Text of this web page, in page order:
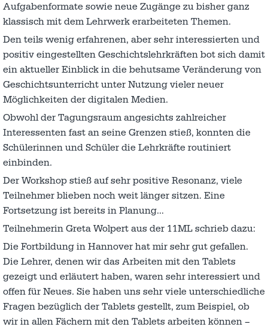
Aufgabenformate sowie neue Zugänge zu bisher ganz
klassisch mit dem Lehrwerk erarbeiteten Themen.
Den teils wenig erfahrenen, aber sehr interessierten und
positiv eingestellten Geschichtslehrkräften bot sich damit
ein aktueller Einblick in die behutsame Veränderung von
Geschichtsunterricht unter Nutzung vieler neuer
Möglichkeiten der digitalen Medien.
Obwohl der Tagungsraum angesichts zahlreicher
Interessenten fast an seine Grenzen stieß, konnten die
Schülerinnen und Schüler die Lehrkräfte routiniert
einbinden.
Der Workshop stieß auf sehr positive Resonanz, viele
Teilnehmer blieben noch weit länger sitzen. Eine
Fortsetzung ist bereits in Planung…
Teilnehmerin Greta Wolpert aus der 11ML schrieb dazu:
Die Fortbildung in Hannover hat mir sehr gut gefallen.
Die Lehrer, denen wir das Arbeiten mit den Tablets
gezeigt und erläutert haben, waren sehr interessiert und
offen für Neues. Sie haben uns sehr viele unterschiedliche
Fragen bezüglich der Tablets gestellt, zum Beispiel, ob
wir in allen Fächern mit den Tablets arbeiten können –